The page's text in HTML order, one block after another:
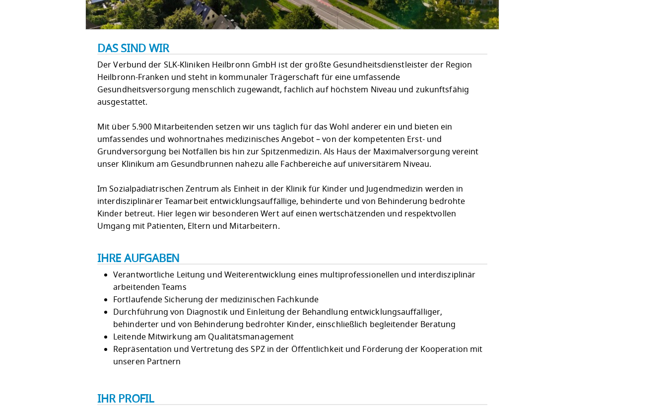
DAS SIND WIR
Der Verbund der SLK-Kliniken Heilbronn GmbH ist der größte Gesundheitsdienstleister der Region
Heilbronn-Franken und steht in kommunaler Trägerschaft für eine umfassende
Gesundheitsversorgung menschlich zugewandt, fachlich auf höchstem Niveau und zukunftsfähig
ausgestattet.
Mit über 5.900 Mitarbeitenden setzen wir uns täglich für das Wohl anderer ein und bieten ein
umfassendes und wohnortnahes medizinisches Angebot – von der kompetenten Erst- und
Grundversorgung bei Notfällen bis hin zur Spitzenmedizin. Als Haus der Maximalversorgung vereint
unser Klinikum am Gesundbrunnen nahezu alle Fachbereiche auf universitärem Niveau.
Im Sozialpädiatrischen Zentrum als Einheit in der Klinik für Kinder und Jugendmedizin werden in
interdisziplinärer Teamarbeit entwicklungsauffällige, behinderte und von Behinderung bedrohte
Kinder betreut. Hier legen wir besonderen Wert auf einen wertschätzenden und respektvollen
Umgang mit Patienten, Eltern und Mitarbeitern.
IHRE AUFGABEN
Verantwortliche Leitung und Weiterentwicklung eines multiprofessionellen und interdisziplinär
arbeitenden Teams
Fortlaufende Sicherung der medizinischen Fachkunde
Durchführung von Diagnostik und Einleitung der Behandlung entwicklungsauffälliger,
behinderter und von Behinderung bedrohter Kinder, einschließlich begleitender Beratung
Leitende Mitwirkung am Qualitätsmanagement
Repräsentation und Vertretung des SPZ in der Öffentlichkeit und Förderung der Kooperation mit
unseren Partnern
IHR PROFIL